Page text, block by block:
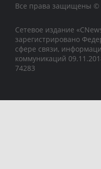
Все права защищены ©
Сетевое издание
зарегистрировано
сфере связи,
коммуникаций
74283